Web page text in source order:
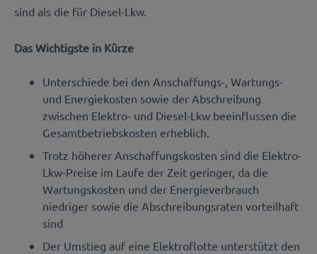
sind als die für Diesel-Lkw.
Das Wichtigste in Kürze
Unterschiede bei den Anschaffungs-, Wartungs-
und Energiekosten sowie der Abschreibung
zwischen Elektro- und Diesel-Lkw beeinflussen die
Gesamtbetriebskosten erheblich.
Trotz höherer Anschaffungskosten sind die Elektro-
Lkw-Preise im Laufe der Zeit geringer, da die
Wartungskosten und der Energieverbrauch
niedriger sowie die Abschreibungsraten vorteilhaft
sind
Der Umstieg auf eine Elektroflotte unterstützt den